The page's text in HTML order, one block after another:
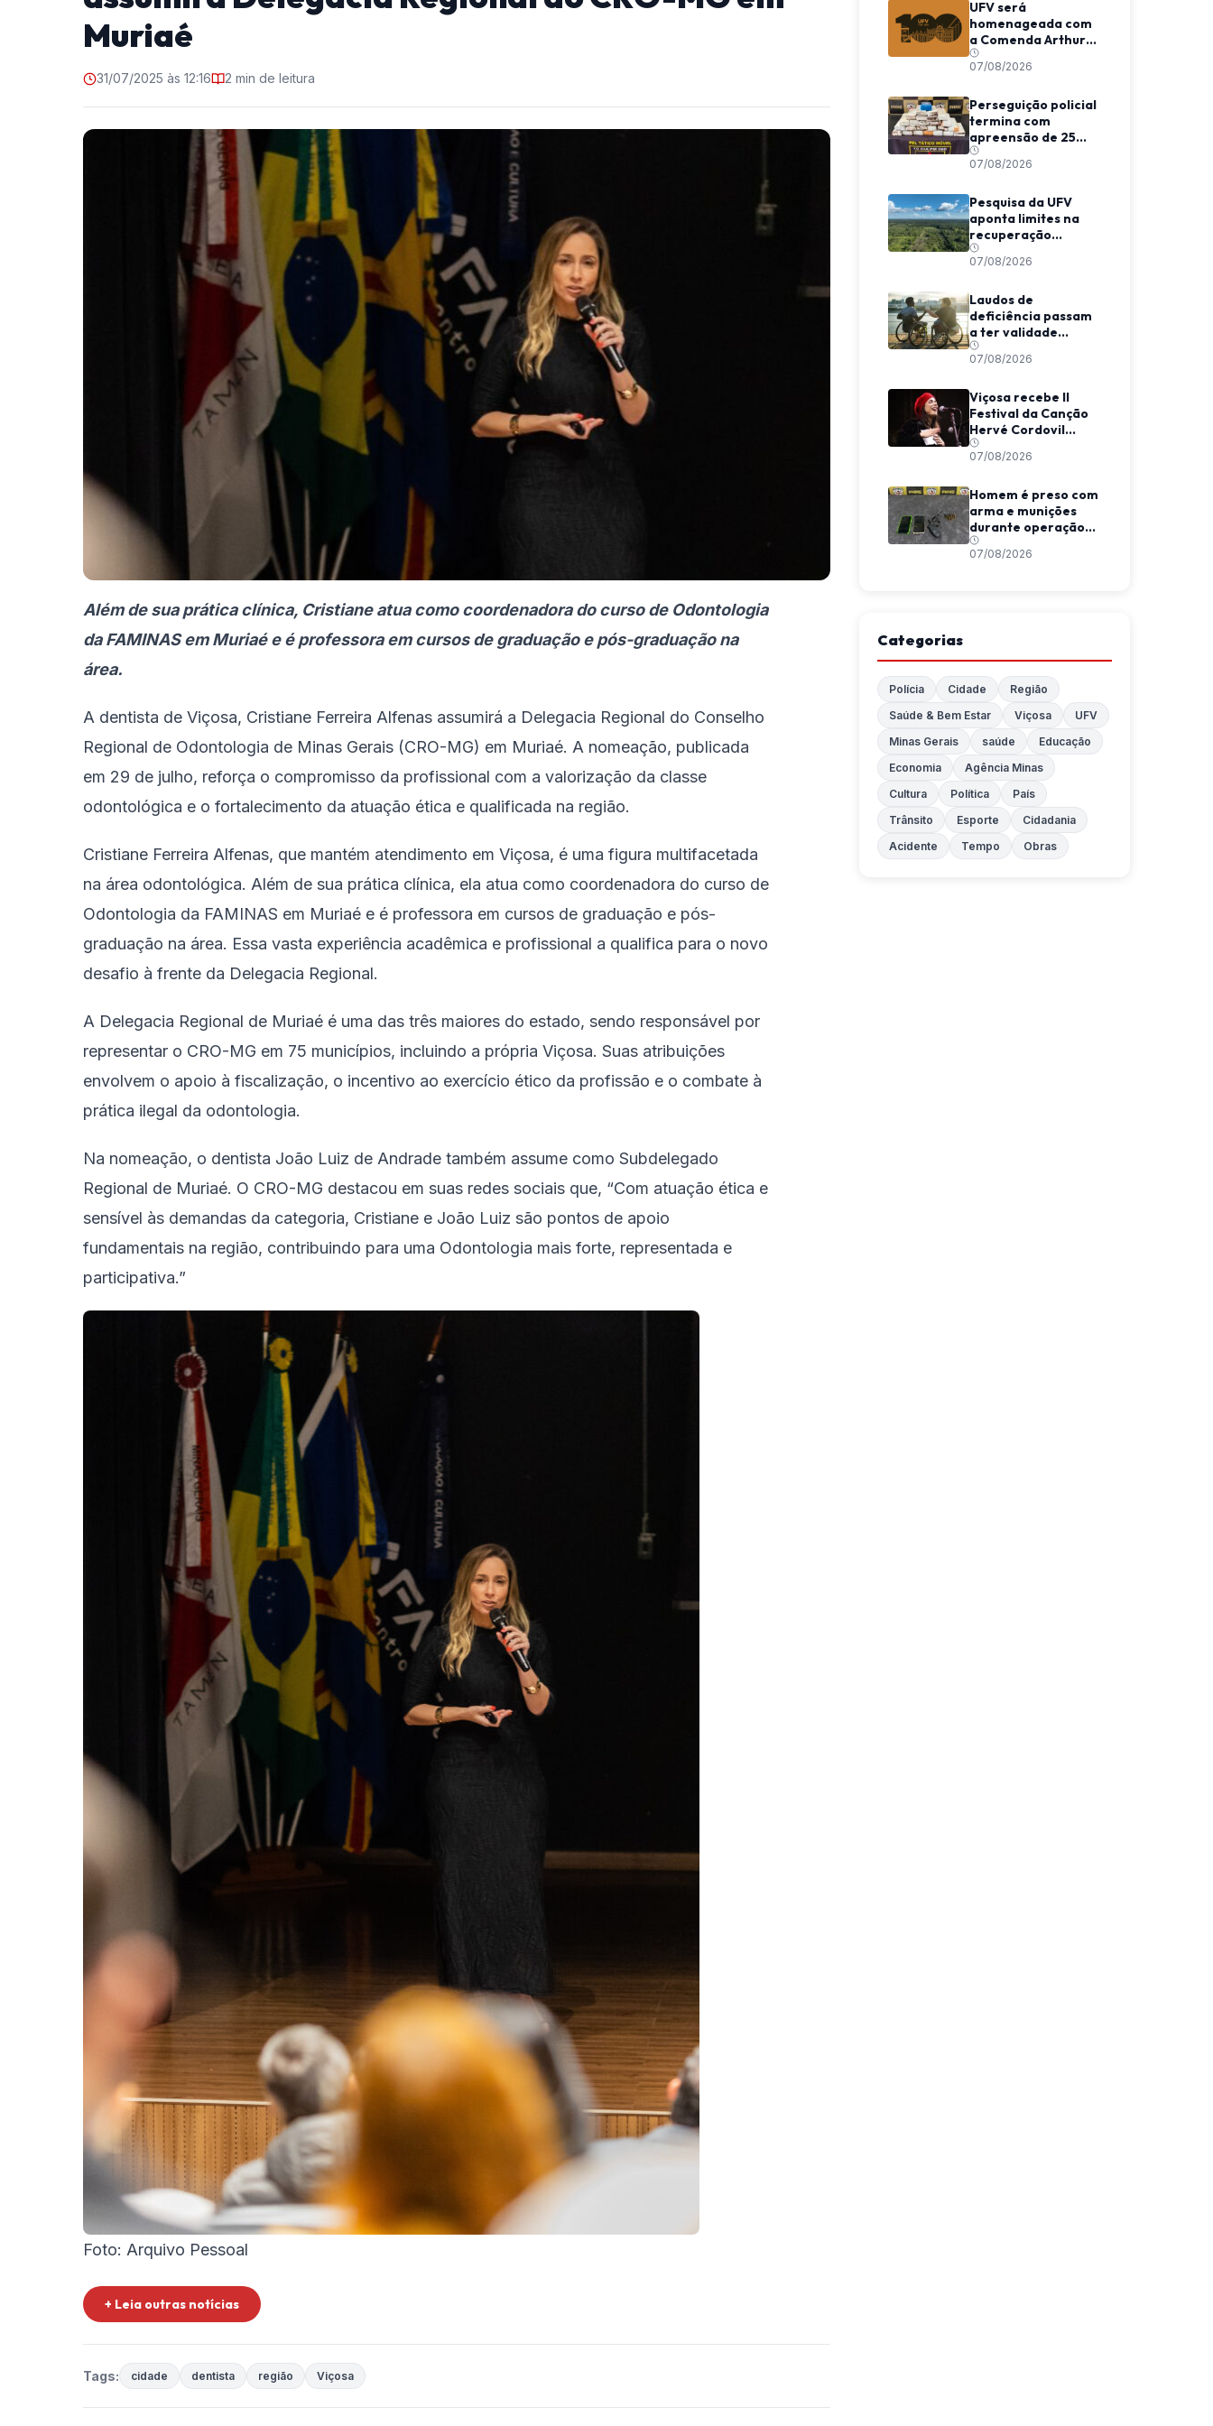
Muriaé
31/07/2025 às 12:16 2 min de leitura
Além de sua prática clínica, Cristiane atua como coordenadora do curso de Odontologia
da FAMINAS em Muriaé e é professora em cursos de graduação e pós-graduação na
área.
A dentista de Viçosa, Cristiane Ferreira Alfenas assumirá a Delegacia Regional do Conselho
Regional de Odontologia de Minas Gerais (CRO-MG) em Muriaé. A nomeação, publicada
em 29 de julho, reforça o compromisso da profissional com a valorização da classe
odontológica e o fortalecimento da atuação ética e qualificada na região.
Cristiane Ferreira Alfenas, que mantém atendimento em Viçosa, é uma figura multifacetada
na área odontológica. Além de sua prática clínica, ela atua como coordenadora do curso de
Odontologia da FAMINAS em Muriaé e é professora em cursos de graduação e pós-
graduação na área. Essa vasta experiência acadêmica e profissional a qualifica para o novo
desafio à frente da Delegacia Regional.
A Delegacia Regional de Muriaé é uma das três maiores do estado, sendo responsável por
representar o CRO-MG em 75 municípios, incluindo a própria Viçosa. Suas atribuições
envolvem o apoio à fiscalização, o incentivo ao exercício ético da profissão e o combate à
prática ilegal da odontologia.
Na nomeação, o dentista João Luiz de Andrade também assume como Subdelegado
Regional de Muriaé. O CRO-MG destacou em suas redes sociais que, “Com atuação ética e
sensível às demandas da categoria, Cristiane e João Luiz são pontos de apoio
fundamentais na região, contribuindo para uma Odontologia mais forte, representada e
participativa.”
Foto: Arquivo Pessoal
+ Leia outras notícias
Tags: cidade dentista região Viçosa
UFV será
homenageada com
a Comenda Arthur
Bernardes em
Viçosa
07/08/2026
Perseguição policial
termina com
apreensão de 25
barras de maconha
entre Viçosa e
07/08/2026
Pesquisa da UFV
aponta limites na
recuperação
climática de
florestas
Amazônia
07/08/2026
Laudos de
deficiência passam
a ter validade
indeterminada em
Minas Gerais
07/08/2026
Viçosa recebe II
Festival da Canção
Hervé Cordovil
neste fim de semana
07/08/2026
Homem é preso com
arma e munições
durante operação
da Polícia Militar em
Araponga
07/08/2026
Categorias
Polícia Cidade
Região
Saúde & Bem Estar
Viçosa
UFV
Minas Gerais
saúde
Educação
Economia
Agência Minas
Cultura
Política
País
Trânsito
Esporte
Cidadania
Acidente
Tempo Obras